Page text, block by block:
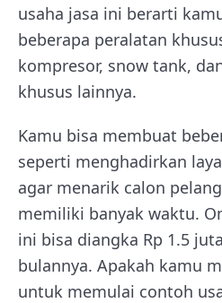
usaha jasa ini berarti
beberapa peralatan
kompresor, snow tank,
khusus lainnya.
Kamu bisa membuat
seperti menghadirkan
agar menarik calon
memiliki banyak waktu.
ini bisa diangka Rp 1.5
bulannya. Apakah kamu
untuk memulai contoh